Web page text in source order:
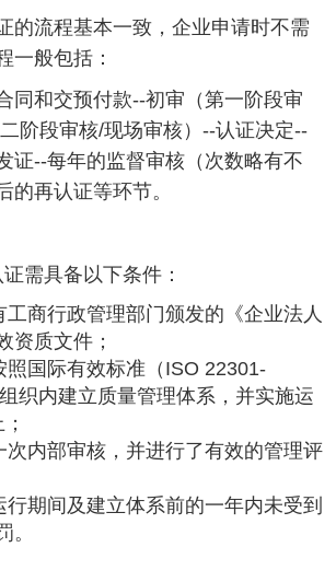
的流程基本一致，企业申请时不需
一般包括：
同和交预付款--初审（第一阶段审
阶段审核/现场审核）--认证决定--
证--每年的监督审核（次数略有不
的再认证等环节。
需具备以下条件：
商行政管理部门颁发的《企业法人
资质文件；
国际有效标准（ISO 22301-
织内建立质量管理体系，并实施运
内部审核，并进行了有效的管理评
期间及建立体系前的一年内未受到
。